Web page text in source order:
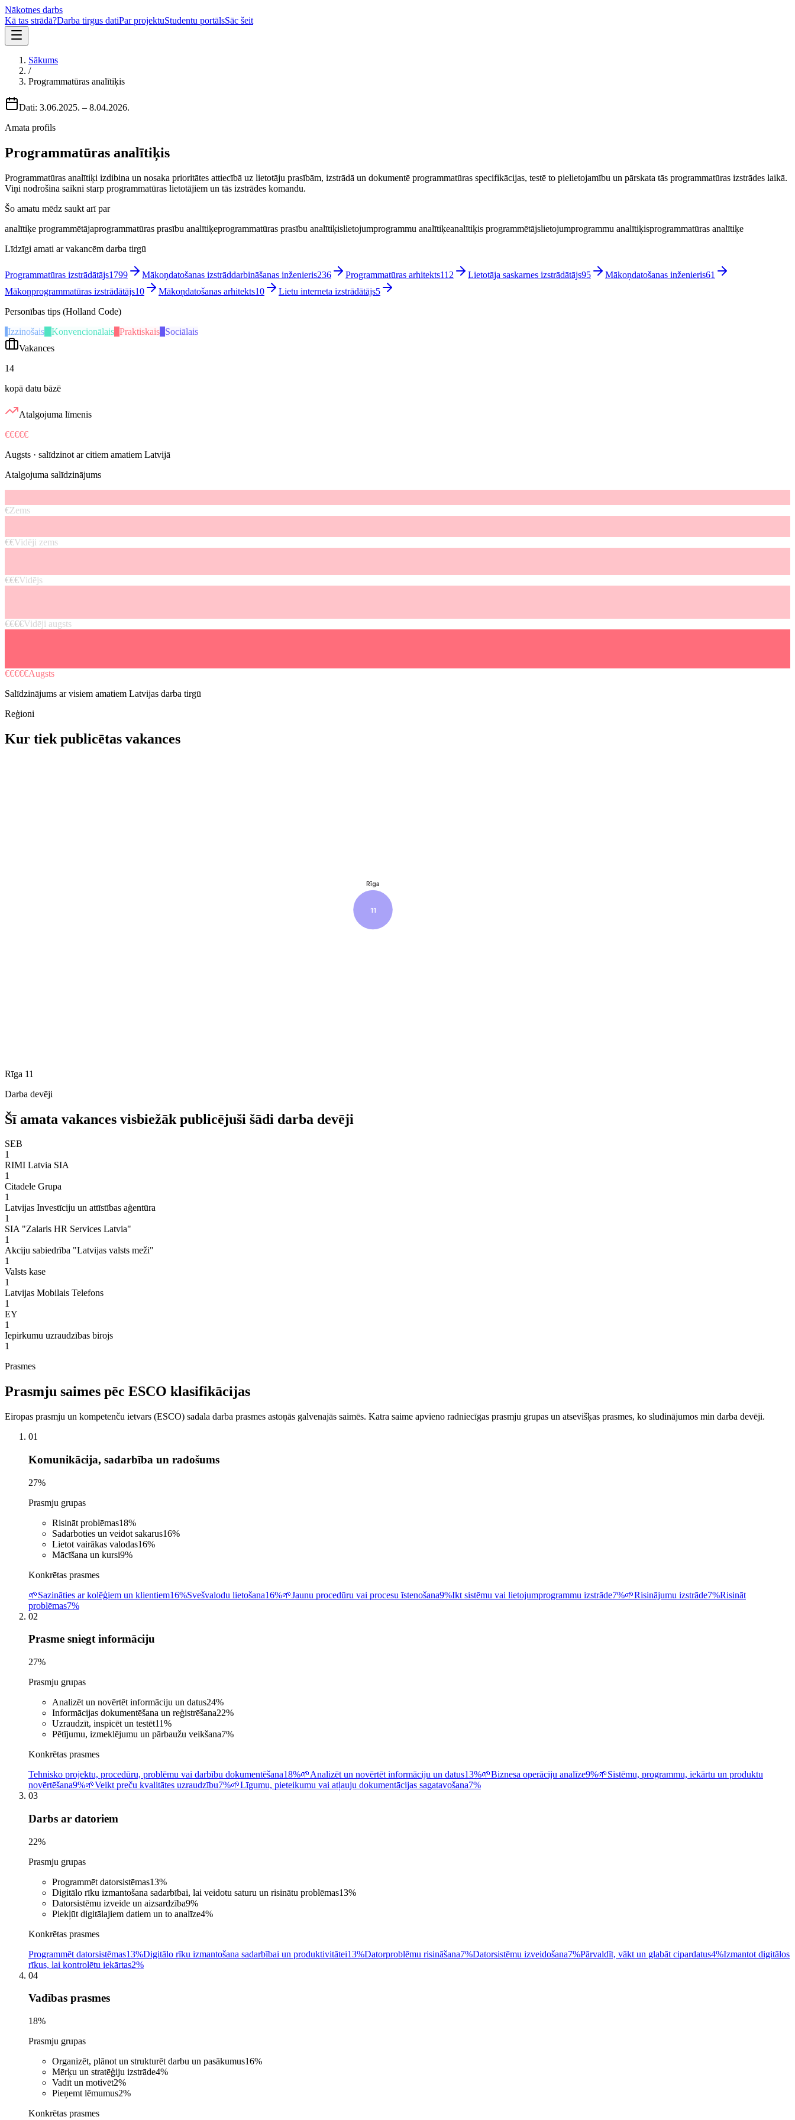
Nākotnes darbs
Kā tas strādā?Darba tirgus datiPar projektuStudentu portālsSāc šeit
Sākums
/
Programmatūras analītiķis
Dati: 3.06.2025. – 8.04.2026.
Amata profils
Programmatūras analītiķis
Programmatūras analītiķi izdibina un nosaka prioritātes attiecībā uz lietotāju prasībām, izstrādā un dokumentē programmatūras specifikācijas, testē to pielietojamību un pārskata tās programmatūras izstrādes laikā.
Viņi nodrošina saikni starp programmatūras lietotājiem un tās izstrādes komandu.
Šo amatu mēdz saukt arī par
analītiķe programmētājaprogrammatūras prasību analītiķeprogrammatūras prasību analītiķislietojumprogrammu analītiķeanalītiķis programmētājslietojumprogrammu analītiķisprogrammatūras analītiķe
Līdzīgi amati ar vakancēm darba tirgū
Programmatūras izstrādātājs1799 Mākoņdatošanas izstrāddarbināšanas inženieris236 Programmatūras arhitekts112 Lietotāja saskarnes izstrādātājs95 Mākoņdatošanas inženieris61
Mākoņprogrammatūras izstrādātājs10 Mākoņdatošanas arhitekts10 Lietu interneta izstrādātājs5
Personības tips (Holland Code)
Izzinošais Konvencionālais Praktiskais Sociālais
Vakances
14
kopā datu bāzē
Atalgojuma līmenis
€€€€€
Augsts · salīdzinot ar citiem amatiem Latvijā
Atalgojuma salīdzinājums
€Zems
€€Vidēji zems
€€€Vidējs
€€€€Vidēji augsts
€€€€€Augsts
Salīdzinājums ar visiem amatiem Latvijas darba tirgū
Reģioni
Kur tiek publicētas vakances
11
Rīga
Rīga 11
Darba devēji
Šī amata vakances visbiežāk publicējuši šādi darba devēji
SEB
1
RIMI Latvia SIA
1
Citadele Grupa
1
Latvijas Investīciju un attīstības aģentūra
1
SIA "Zalaris HR Services Latvia"
1
Akciju sabiedrība "Latvijas valsts meži"
1
Valsts kase
1
Latvijas Mobilais Telefons
1
EY
1
Iepirkumu uzraudzības birojs
1
Prasmes
Prasmju saimes pēc ESCO klasifikācijas
Eiropas prasmju un kompetenču ietvars (ESCO) sadala darba prasmes astoņās galvenajās saimēs. Katra saime apvieno radniecīgas prasmju grupas un atsevišķas prasmes, ko sludinājumos min darba devēji.
01
Komunikācija, sadarbība un radošums
27%
Prasmju grupas
Risināt problēmas18%
Sadarboties un veidot sakarus16%
Lietot vairākas valodas16%
Mācīšana un kursi9%
Konkrētas prasmes
🌱Sazināties ar kolēģiem un klientiem16%Svešvalodu lietošana16%🌱Jaunu procedūru vai procesu īstenošana9%Ikt sistēmu vai lietojumprogrammu izstrāde7%🌱Risinājumu izstrāde7%Risināt
problēmas7%
02
Prasme sniegt informāciju
27%
Prasmju grupas
Analizēt un novērtēt informāciju un datus24%
Informācijas dokumentēšana un reģistrēšana22%
Uzraudzīt, inspicēt un testēt11%
Pētījumu, izmeklējumu un pārbaužu veikšana7%
Konkrētas prasmes
Tehnisko projektu, procedūru, problēmu vai darbību dokumentēšana18%🌱Analizēt un novērtēt informāciju un datus13%🌱Biznesa operāciju analīze9%🌱Sistēmu, programmu, iekārtu un produktu
novērtēšana9%🌱Veikt preču kvalitātes uzraudzību7%🌱Līgumu, pieteikumu vai atļauju dokumentācijas sagatavošana7%
03
Darbs ar datoriem
22%
Prasmju grupas
Programmēt datorsistēmas13%
Digitālo rīku izmantošana sadarbībai, lai veidotu saturu un risinātu problēmas13%
Datorsistēmu izveide un aizsardzība9%
Piekļūt digitālajiem datiem un to analīze4%
Konkrētas prasmes
Programmēt datorsistēmas13%Digitālo rīku izmantošana sadarbībai un produktivitātei13%Datorproblēmu risināšana7%Datorsistēmu izveidošana7%Pārvaldīt, vākt un glabāt cipardatus4%Izmantot digitālos
rīkus, lai kontrolētu iekārtas2%
04
Vadības prasmes
18%
Prasmju grupas
Organizēt, plānot un strukturēt darbu un pasākumus16%
Mērķu un stratēģiju izstrāde4%
Vadīt un motivēt2%
Pieņemt lēmumus2%
Konkrētas prasmes